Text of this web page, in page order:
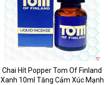
Chai Hít Popper Tom Of Finland
Xanh 10ml Tăng Cảm Xúc Mạnh